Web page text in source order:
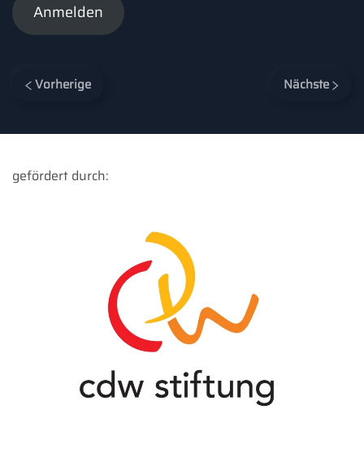
Anmelden
Vorherige Nächste
gefördert durch: